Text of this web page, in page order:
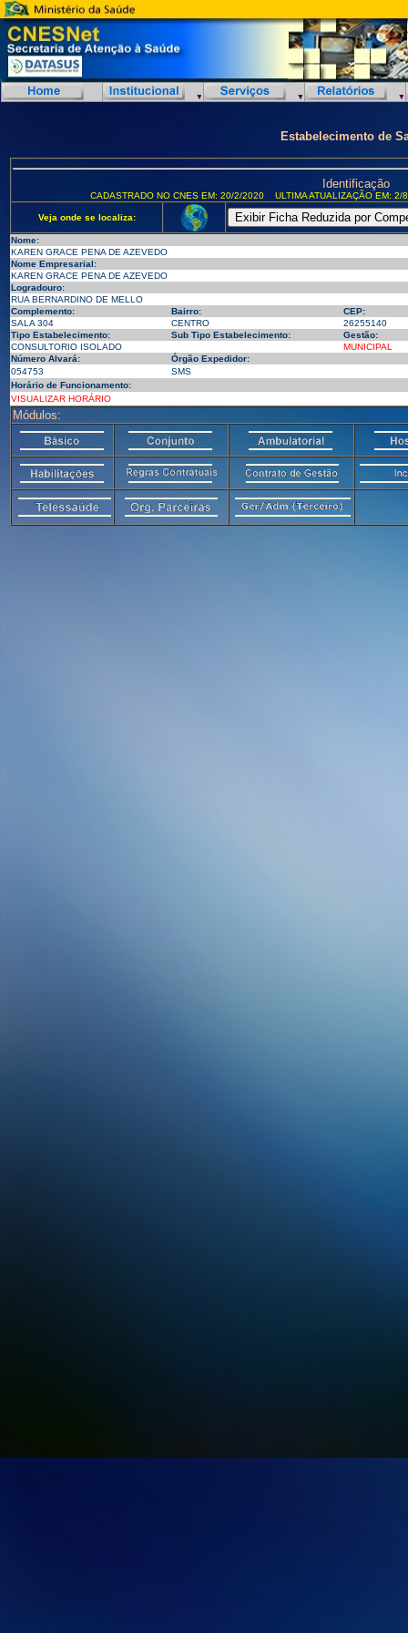
Estabelecimento de
Identificação
CADASTRADO NO CNES EM: 20/2/2020 ULTIMA ATUALIZAÇÃO EM:
Veja onde se localiza:
Nome:
KAREN GRACE PENA DE AZEVEDO
Nome Empresarial:
KAREN GRACE PENA DE AZEVEDO
Logradouro:
RUA BERNARDINO DE MELLO
Complemento:
Bairro: CEP:
SALA 304
CENTRO 26255140
Tipo Estabelecimento:
Sub Tipo Estabelecimento:
Gestão:
CONSULTORIO ISOLADO
MUNICIPAL
Número Alvará:
Órgão Expedidor:
054753
SMS
Horário de Funcionamento:
VISUALIZAR HORÁRIO
Módulos: